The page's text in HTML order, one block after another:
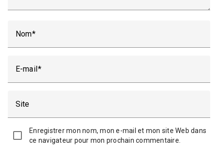
Nom
E-mail
Site
Enregistrer mon nom, mon e-mail et mon site Web dans
ce navigateur pour mon prochain commentaire.